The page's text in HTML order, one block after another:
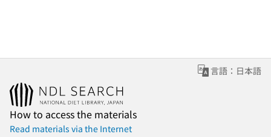
言語：日本語
How to access the materials
Read materials via the Internet